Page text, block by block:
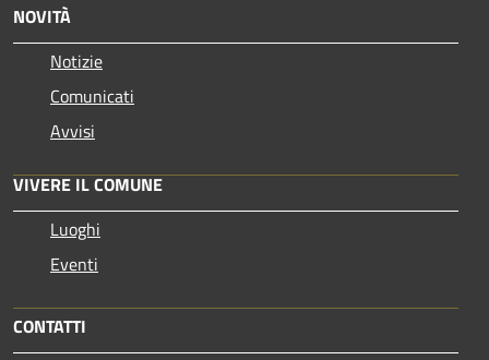
NOVITÀ
Notizie
Comunicati
Avvisi
VIVERE IL COMUNE
Luoghi
Eventi
CONTATTI